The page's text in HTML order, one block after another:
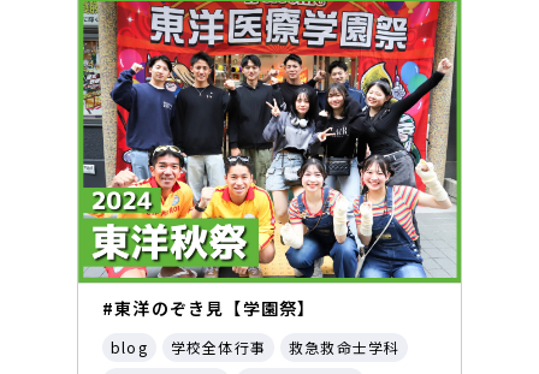
#東洋のぞき見【学園祭】
blog 学校全体行事
救急救命士学科